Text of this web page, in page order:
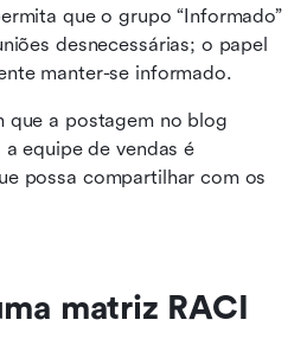
que o grupo “Informado”
desnecessárias; o papel
manter-se informado.
que a postagem no blog
equipe de vendas é
possa compartilhar com os
matriz RACI